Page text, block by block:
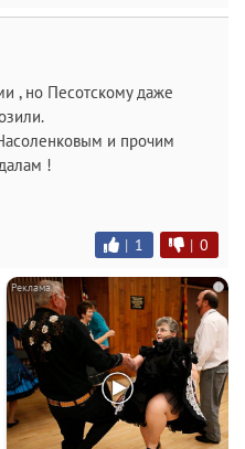
, но Песотскому даже
и прочим
!
| 1 | 0
i